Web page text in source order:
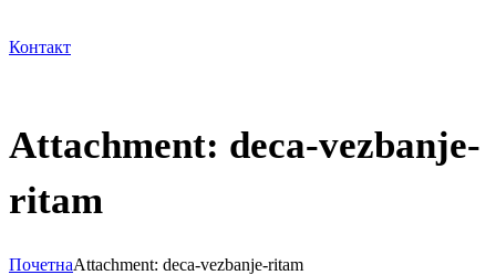
Контакт
Attachment: deca-vezbanje-
ritam
ПочетнаAttachment: deca-vezbanje-ritam